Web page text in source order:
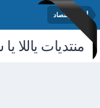
أخبار الإقتصاد
منتديات ياللا